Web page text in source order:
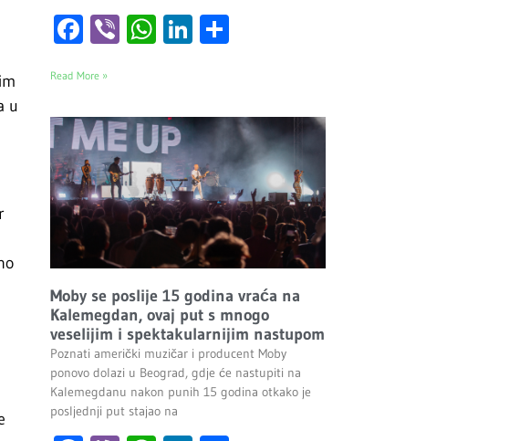
u
Facebook
ViberWhatsApp
LinkedIn
Read More »
Moby se poslije 15 godina vraća na
Kalemegdan, ovaj put s mnogo
veselijim i spektakularnijim nastupom
Poznati američki muzičar i producent Moby
ponovo dolazi u Beograd, gdje će nastupiti na
Kalemegdanu nakon punih 15 godina otkako je
posljednji put stajao na